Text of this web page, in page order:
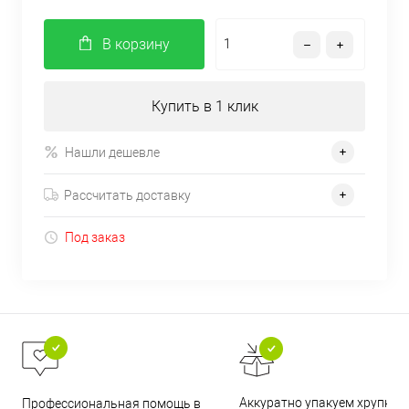
В корзину
Купить в 1 клик
Нашли дешевле
Рассчитать доставку
Под заказ
Профессиональная помощь в Аккуратно упакуем хрупкие